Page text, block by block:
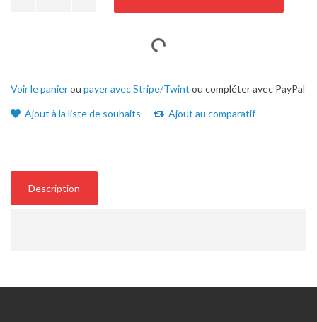
Voir le panierou payer avec Stripe/Twint ou compléter avec PayPal
Ajout à la liste de souhaits Ajout au comparatif
Description